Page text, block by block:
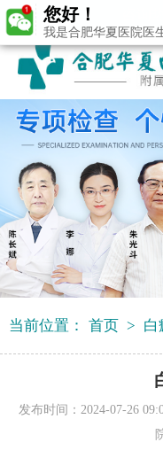
当前位置： 首页 > 白
发布时间：2024-07-26
您好！
我是合肥华夏医院医